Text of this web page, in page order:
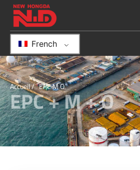
French
Accueil/ EPC M O
EPC + M + O